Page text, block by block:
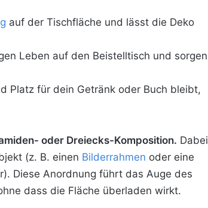
auf der Tischfläche und lässt die Deko
Leben auf den Beistelltisch und sorgen
Platz für dein Getränk oder Buch bleibt,
oder Dreiecks-Komposition. Dabei
(z. B. einen Bilderrahmen oder eine
Diese Anordnung führt das Auge des
dass die Fläche überladen wirkt.